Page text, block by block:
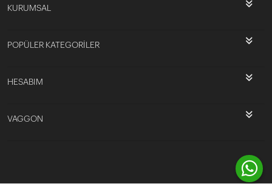
KURUMSAL
POPÜLER KATEGORİLER
HESABIM
VAGGON